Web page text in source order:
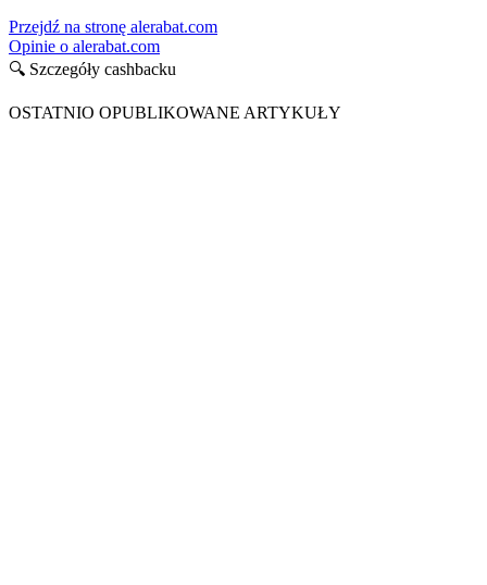
Przejdź na stronę alerabat.com
Opinie o alerabat.com
🔍 Szczegóły cashbacku
OSTATNIO OPUBLIKOWANE ARTYKUŁY